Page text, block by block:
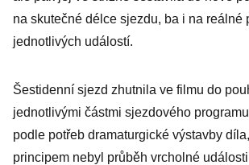
na skutečné délce sjezdu, ba i na reálné
jednotlivých událostí.
Šestidenní sjezd zhutnila ve filmu do
jednotlivými částmi sjezdového
podle potřeb dramaturgické výstavby
principem nebyl průběh vrcholné